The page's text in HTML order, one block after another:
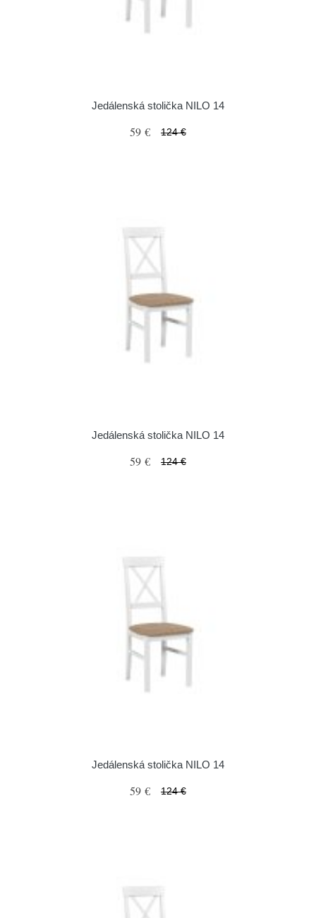
Jedálenská stolička NILO 14
59 € 124 €
Jedálenská stolička NILO 14
59 € 124 €
Jedálenská stolička NILO 14
59 € 124 €